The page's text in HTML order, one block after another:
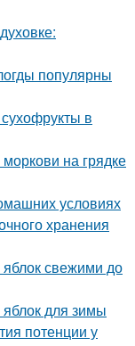
популярны
в
на грядке
условиях
хранения
свежими до
для зимы
потенции у